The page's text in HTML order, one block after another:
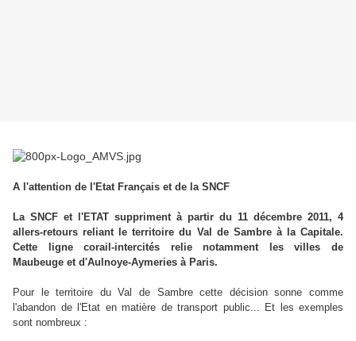
A l'attention de l'Etat Français et de la SNCF
La SNCF et l'ETAT suppriment à partir du 11 décembre 2011, 4
allers-retours reliant le territoire du Val de Sambre à la Capitale.
Cette ligne corail-intercités relie notamment les villes de
Maubeuge et d'Aulnoye-Aymeries à Paris.
Pour le territoire du Val de Sambre cette décision sonne comme
l'abandon de l'Etat en matière de transport public... Et les exemples
sont nombreux :